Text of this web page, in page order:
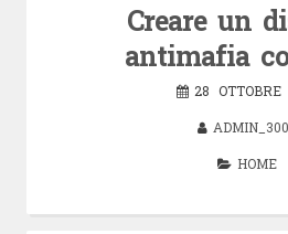
Creare un
antimafia
28 OTTOBRE
HOME